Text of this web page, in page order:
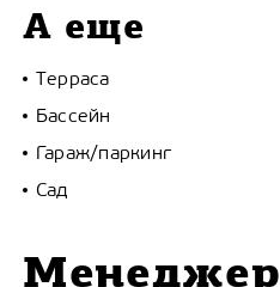
А еще
Терраса
Бассейн
Гараж/паркинг
Сад
Менеджер